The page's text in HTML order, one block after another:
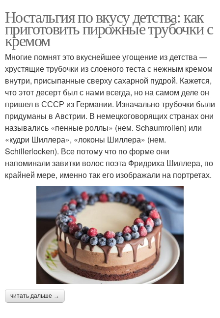
Ностальгия по вкусу детства: как
приготовить пирожные трубочки с
кремом
Многие помнят это вкуснейшее угощение из детства —
хрустящие трубочки из слоеного теста с нежным кремом
внутри, присыпанные сверху сахарной пудрой. Кажется,
что этот десерт был с нами всегда, но на самом деле он
пришел в СССР из Германии. Изначально трубочки были
придуманы в Австрии. В немецкоговорящих странах они
назывались «пенные роллы» (нем. Schaumrollen) или
«кудри Шиллера», «локоны Шиллера» (нем.
Schillerlocken). Все потому что по форме они
напоминали завитки волос поэта Фридриха Шиллера, по
крайней мере, именно так его изображали на портретах.
читать дальше →